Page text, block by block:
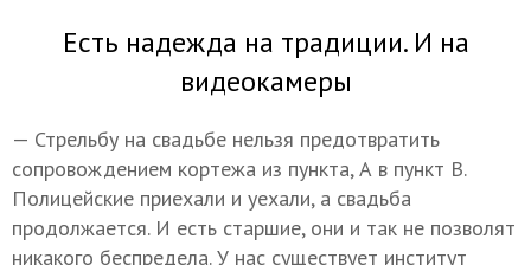
Есть надежда на традиции. И на
видеокамеры
— Стрельбу на свадьбе нельзя предотвратить
сопровождением кортежа из пункта, А в пункт В.
Полицейские приехали и уехали, а свадьба
продолжается. И есть старшие, они и так не позволят
никакого беспредела. У нас существует институт